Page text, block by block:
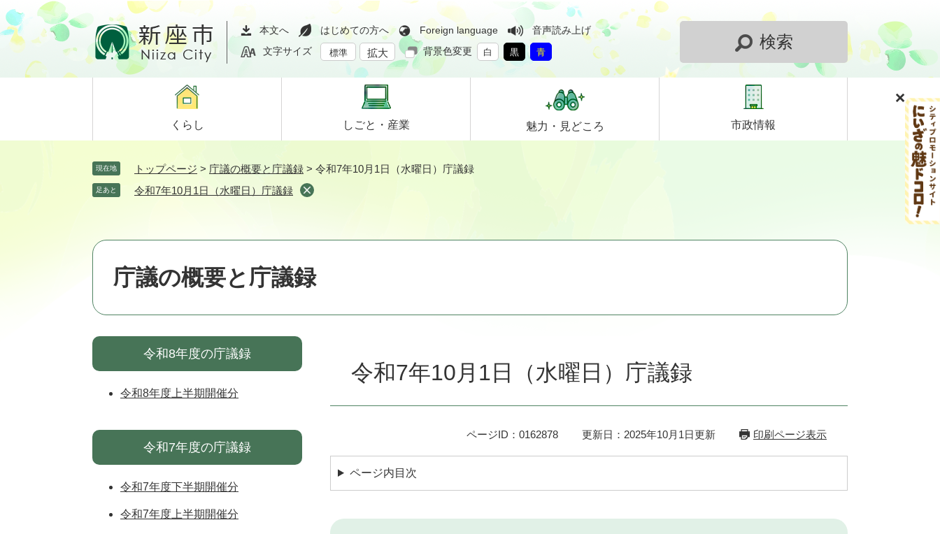
ペ
ー
ジ
メ
ニ
ュ
て
本文へ はじめての方へ Foreign language
音声読み上げ
文字サイズ
標準 拡大 背景色変更 白 黒 青
検索
くらし しごと・ 産業 魅力・ 見どころ 市政情報
現在地 トップページ > 庁議の概要と庁議録 > 令和7年10月1日（水曜日）庁議録
足あと 令和7年10月1日（水曜日）庁議録
庁議の概要と庁議録
令和7年10月1日（水曜日）庁議録
ページID：0162878 更新日：2025年10月1日更新 印刷ページ表示
ページ内目次
令和8年度の庁議録
令和8年度上半期開催分
令和7年度の庁議録
令和7年度下半期開催分
令和7年度上半期開催分